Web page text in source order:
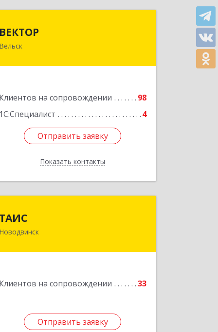
ВЕКТОР
Вельск
Клиентов на сопровождении
98
1С:Специалист
4
Отправить заявку
Показать контакты
165150, Архангельская обл, Вельский
Подробнее
Отправить заявку
Назад
ТАИС
Новодвинск
Клиентов на сопровождении 33
Отправить заявку
Подробнее
Отправить заявку